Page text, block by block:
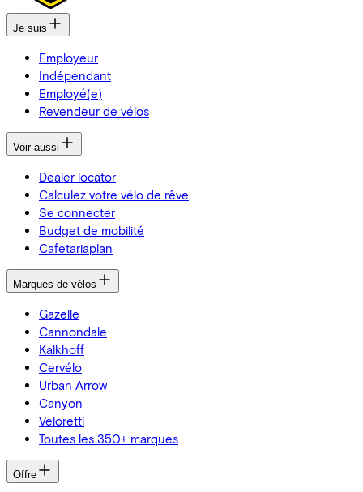
Je suis
Employeur
Indépendant
Employé(e)
Revendeur de vélos
Voir aussi
Dealer locator
Calculez votre vélo de rêve
Se connecter
Budget de mobilité
Cafetariaplan
Marques de vélos
Gazelle
Cannondale
Kalkhoff
Cervélo
Urban Arrow
Canyon
Veloretti
Toutes les 350+ marques
Offre